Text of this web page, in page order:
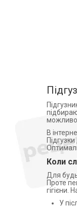
АВМ
іD (5)
АТ
В
Коли
Для
Проте
гігієни.
У